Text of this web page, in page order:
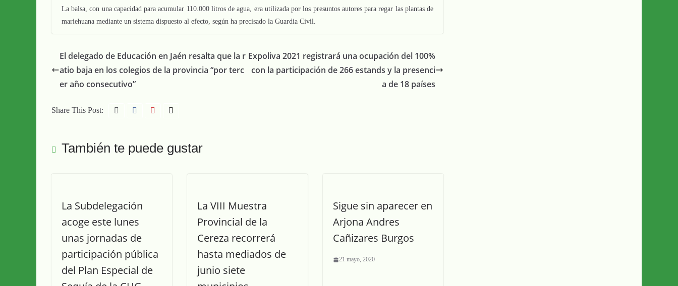
La balsa, con una capacidad para acumular 110.000 litros de agua, era utilizada por los presuntos autores para regar las plantas de
mariehuana mediante un sistema dispuesto al efecto, según ha precisado la Guardia Civil.
El delegado de Educación en Jaén resalta que la r
atio baja en los colegios de la provincia “por terc
er año consecutivo”
Expoliva 2021 registrará una ocupación del 100%
con la participación de 266 estands y la presenci
a de 18 países
Share This Post:
También te puede gustar
La Subdelegación
acoge este lunes
unas jornadas de
participación pública
del Plan Especial de
La VIII Muestra
Provincial de la
Cereza recorrerá
hasta mediados de
junio siete
Sigue sin aparecer en
Arjona Andres
Cañizares Burgos
21 mayo, 2020